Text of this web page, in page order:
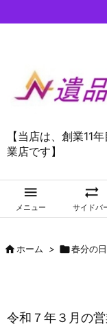
【当店は、創業11
業店です】

メニュー

サイドバ
ホーム > 春分の日
令和７年３月の